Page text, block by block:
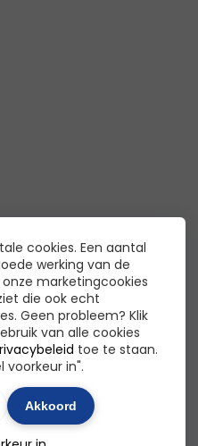
cookies. Een aantal
werking van de
marketingcookies
die ook echt
Geen probleem? Klik
van alle cookies
toe te staan.
voorkeur in".
Akkoord